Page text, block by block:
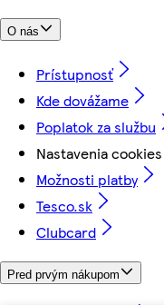
O nás
Prístupnosť
Kde dovážame
Poplatok za službu
Nastavenia cookies
Možnosti platby
Tesco.sk
Clubcard
Pred prvým nákupom